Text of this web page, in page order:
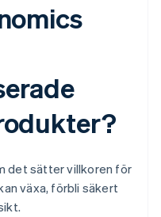
det sätter villkoren för
växa, förbli säkert